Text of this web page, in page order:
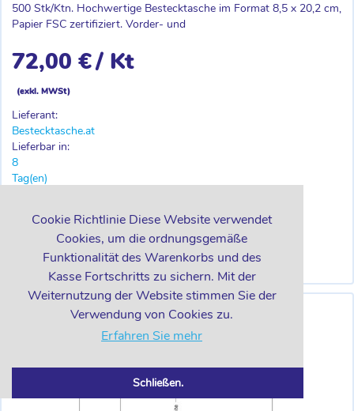
Cookie Richtlinie Diese Website verwendet
Cookies, um die ordnungsgemäße
Funktionalität des Warenkorbs und des
Kasse Fortschritts zu sichern. Mit der
Weiternutzung der Website stimmen Sie der
Verwendung von Cookies zu.
Erfahren Sie mehr
Schließen.
500 Stk/Ktn. Hochwertige Bestecktasche im Format 8,5 x 20,2 cm,
Papier FSC zertifiziert. Vorder- und
72,00 €/ Kt
(exkl. MWSt)
Lieferant:
Bestecktasche.at
Lieferbar in:
8
Tag(en)
Kt
+
IN DEN WARENKORB